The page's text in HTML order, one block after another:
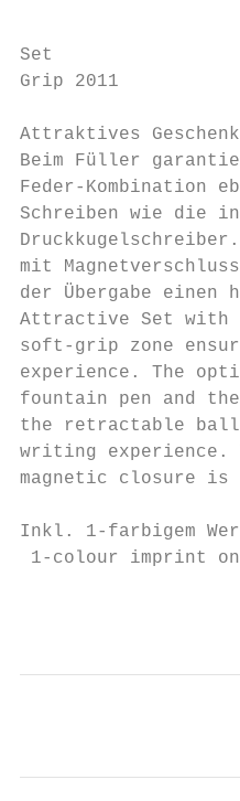
Set
Grip 2011
Attraktives
Beim Füller
Feder-Kombination
Schreiben wie die
mit
der Übergabe einen
Attractive Set with
soft-grip zone
experience. The
fountain pen and
the retractable
writing
magnetic
Inkl. 1-farbigem
1-colour imprint